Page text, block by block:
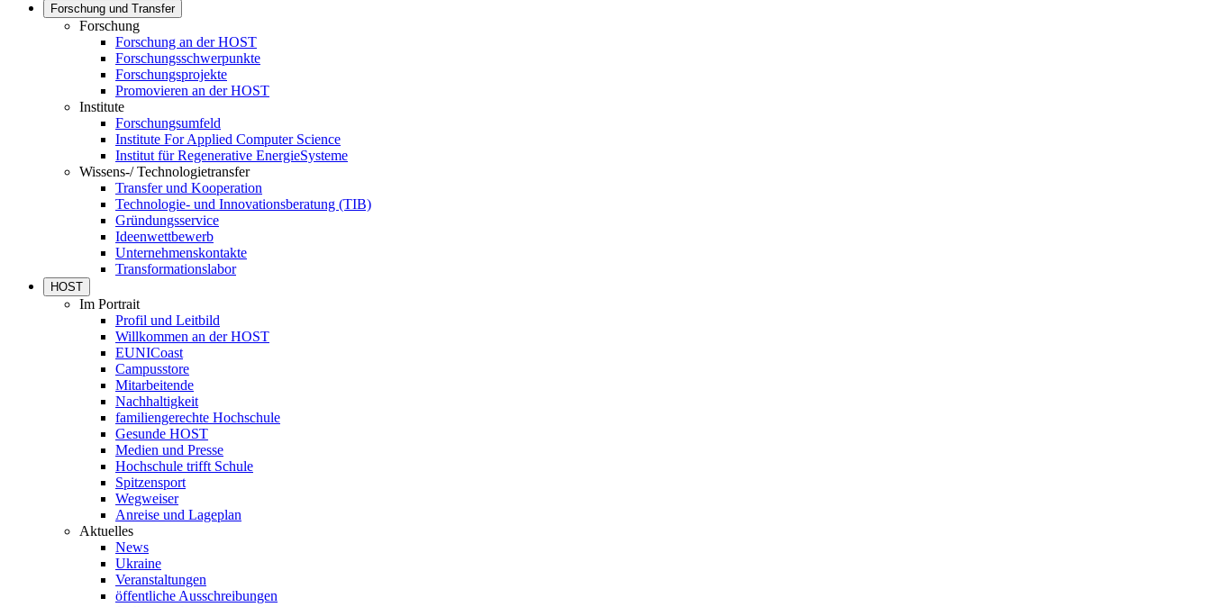
Forschung und Transfer
Forschung
Forschung an der HOST
Forschungsschwerpunkte
Forschungsprojekte
Promovieren an der HOST
Institute
Forschungsumfeld
Institute For Applied Computer Science
Institut für Regenerative EnergieSysteme
Wissens-/ Technologietransfer
Transfer und Kooperation
Technologie- und Innovationsberatung (TIB)
Gründungsservice
Ideenwettbewerb
Unternehmenskontakte
Transformationslabor
HOST
Im Portrait
Profil und Leitbild
Willkommen an der HOST
EUNICoast
Campusstore
Mitarbeitende
Nachhaltigkeit
familiengerechte Hochschule
Gesunde HOST
Medien und Presse
Hochschule trifft Schule
Spitzensport
Wegweiser
Anreise und Lageplan
Aktuelles
News
Ukraine
Veranstaltungen
öffentliche Ausschreibungen